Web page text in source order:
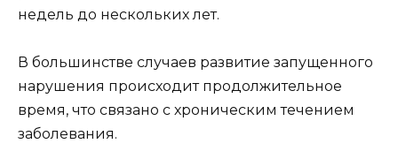
недель до нескольких лет.
В большинстве случаев развитие запущенного
нарушения происходит продолжительное
время, что связано с хроническим течением
заболевания.